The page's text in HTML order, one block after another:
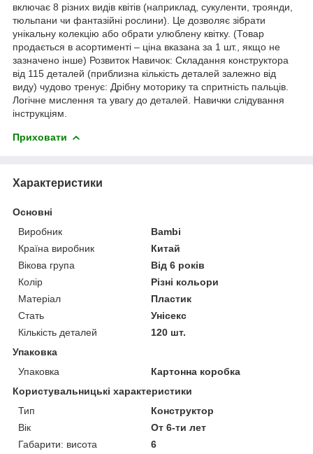
включає 8 різних видів квітів (наприклад, сукуленти, троянди,
тюльпани чи фантазійні рослини). Це дозволяє зібрати
унікальну колекцію або обрати улюблену квітку. (Товар
продається в асортименті – ціна вказана за 1 шт., якщо не
зазначено інше) Розвиток Навичок: Складання конструктора
від 115 деталей (приблизна кількість деталей залежно від
виду) чудово тренує: Дрібну моторику та спритність пальців.
Логічне мислення та увагу до деталей. Навички слідування
інструкціям.
Приховати
Характеристики
Основні
Виробник
Bambi
Країна виробник
Китай
Вікова група
Від 6 років
Колір
Різні кольори
Матеріал
Пластик
Стать
Унісекс
Кількість деталей
120 шт.
Упаковка
Упаковка
Картонна коробка
Користувальницькі характеристики
Тип
Конструктор
Вік
От 6-ти лет
Габарити: висота
6